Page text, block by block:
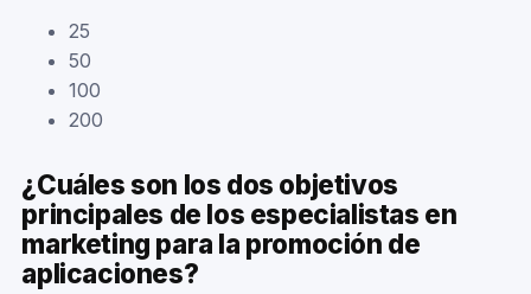
25
50
100
200
¿Cuáles son los dos objetivos
principales de los especialistas en
marketing para la promoción de
aplicaciones?